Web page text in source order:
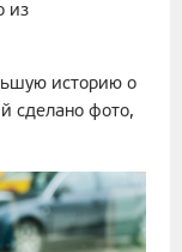
из
историю о
сделано фото,